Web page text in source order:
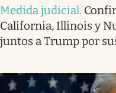
Medida judicial.
California, Illinois y
juntos a Trump por